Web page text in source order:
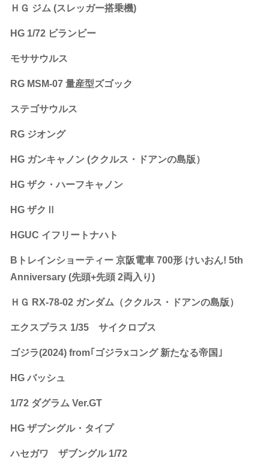
ＨＧ ジム (スレッガー搭乗機)
HG 1/72 ビランビー
モササウルス
RG MSM-07 量産型ズゴック
ステゴサウルス
RG ジオング
HG ガンキャノン (ククルス・ドアンの島版）
HG ザク・ハーフキャノン
HG ザクⅡ
HGUC イフリートナハト
Bトレインショーティー 京阪電車 700形 けいおん! 5th
Anniversary (先頭+先頭 2両入り)
ＨＧ RX-78-02 ガンダム（ククルス・ドアンの島版）
エクスプラス 1/35 サイクロプス
ゴジラ(2024) from｢ゴジラxコング 新たなる帝国｣
HG バッシュ
1/72 ダグラム Ver.GT
HG ザブングル・タイプ
ハセガワ ザブングル 1/72